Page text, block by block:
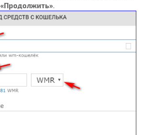
«Продолжить».